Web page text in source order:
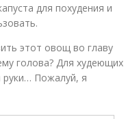
для похудения и
этот овощ во главу
голова? Для худеющих
руки… Пожалуй, я